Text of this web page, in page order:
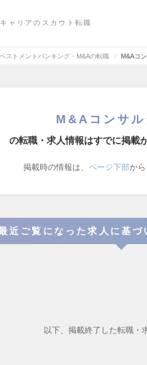
ャリアのスカウト転職
ストメントバンキング・M&Aの転職 M&Aコ
M&Aコンサル
の転職・求人情報はすでに掲載
掲載時の情報は、 ページ下部から
近ご覧になった求人に基づ
以下、掲載終了した転職・